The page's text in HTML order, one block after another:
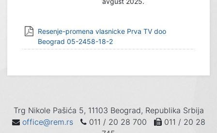
Resenje-promena vlasnicke Prva TV doo
Beograd 05-2458-18-2
Trg Nikole Pašića 5, 11103 Beograd, Republika Srbija
office@rem.rs
011 / 20 28 700
011 / 20 28